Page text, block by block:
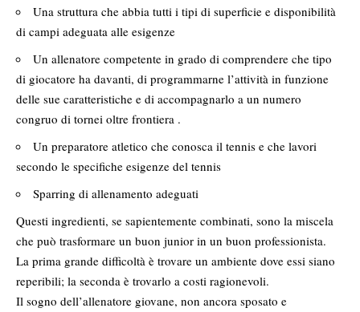
Una struttura che abbia tutti i tipi di superficie e disponibilità
di campi adeguata alle esigenze
Un allenatore competente in grado di comprendere che tipo
di giocatore ha davanti, di programmarne l’attività in funzione
delle sue caratteristiche e di accompagnarlo a un numero
congruo di tornei oltre frontiera .
Un preparatore atletico che conosca il tennis e che lavori
secondo le specifiche esigenze del tennis
Sparring di allenamento adeguati
Questi ingredienti, se sapientemente combinati, sono la miscela
che può trasformare un buon junior in un buon professionista.
La prima grande difficoltà è trovare un ambiente dove essi siano
reperibili; la seconda è trovarlo a costi ragionevoli.
Il sogno dell’allenatore giovane, non ancora sposato e